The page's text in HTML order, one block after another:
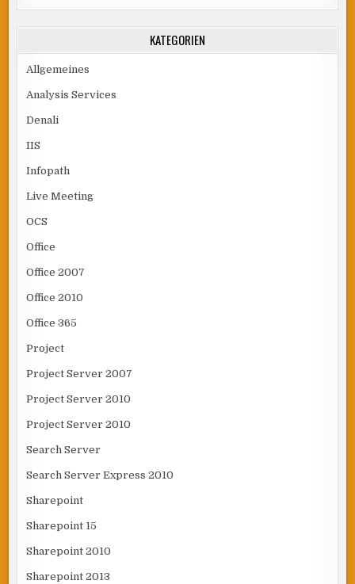
KATEGORIEN
Allgemeines
Analysis Services
Denali
IIS
Infopath
Live Meeting
OCS
Office
Office 2007
Office 2010
Office 365
Project
Project Server 2007
Project Server 2010
Project Server 2010
Search Server
Search Server Express 2010
Sharepoint
Sharepoint 15
Sharepoint 2010
Sharepoint 2013